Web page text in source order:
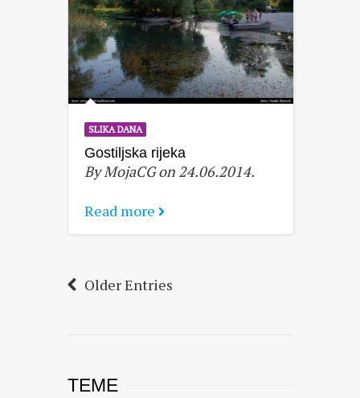
SLIKA DANA
Gostiljska rijeka
By MojaCG on 24.06.2014.
Read more
Older Entries
TEME